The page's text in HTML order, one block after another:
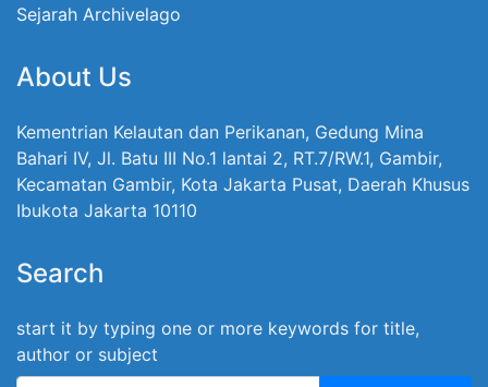
Sejarah Archivelago
About Us
Kementrian Kelautan dan Perikanan, Gedung Mina
Bahari IV, Jl. Batu III No.1 lantai 2, RT.7/RW.1, Gambir,
Kecamatan Gambir, Kota Jakarta Pusat, Daerah Khusus
Ibukota Jakarta 10110
Search
start it by typing one or more keywords for title,
author or subject